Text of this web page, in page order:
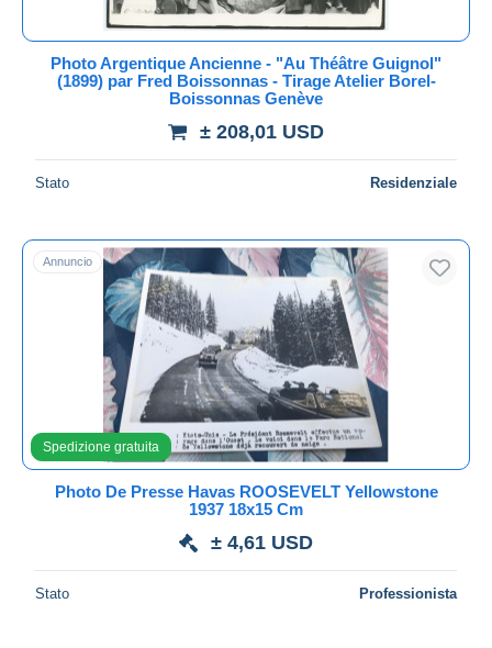
Photo Argentique Ancienne - "Au Théâtre Guignol"
(1899) par Fred Boissonnas - Tirage Atelier Borel-
Boissonnas Genève
± 208,01 USD
Stato Residenziale
Annuncio
Spedizione gratuita
Photo De Presse Havas ROOSEVELT Yellowstone
1937 18x15 Cm
± 4,61 USD
Stato Professionista